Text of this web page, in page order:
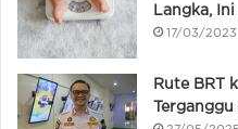
Langka,
17/03/2023
Rute BRT